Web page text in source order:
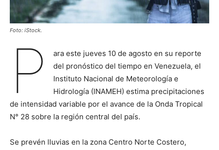
Foto: iStock.
P
ara este jueves 10 de agosto en su reporte
del pronóstico del tiempo en Venezuela, el
Instituto Nacional de Meteorología e
Hidrología (INAMEH) estima precipitaciones
de intensidad variable por el avance de la Onda Tropical
N° 28 sobre la región central del país.
Se prevén lluvias en la zona Centro Norte Costero,